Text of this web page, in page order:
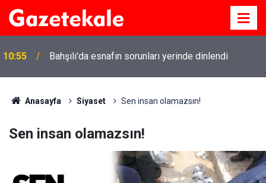
10:55 Bahşılı'da esnafın sorunları yerinde dinlendi
Anasayfa Siyaset Sen insan olamazsın!
Sen insan olamazsın!